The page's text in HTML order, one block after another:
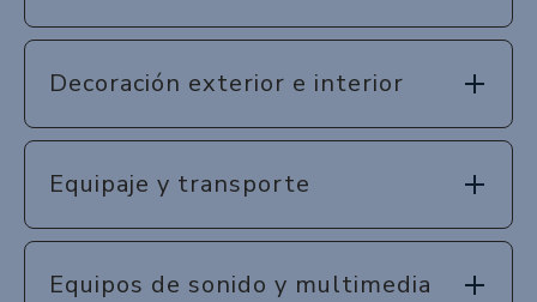
Decoración exterior e interior
Equipaje y transporte
Equipos de sonido y multimedia